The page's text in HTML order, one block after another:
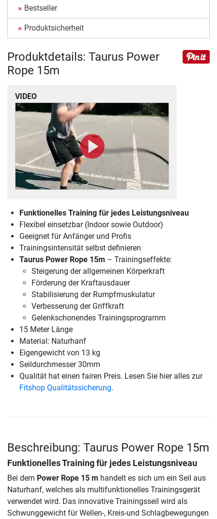
Bestseller
Produktsicherheit
Produktdetails: Taurus Power
Rope 15m
VIDEO
Funktionelles Training für jedes Leistungsniveau
Flexibel einsetzbar (Indoor sowie Outdoor)
Geeignet für Anfänger und Profis
Trainingsintensität selbst definieren
Taurus Power Rope 15m – Trainingseffekte:
Steigerung der allgemeinen Körperkraft
Förderung der Kraftausdauer
Stabilisierung der Rumpfmuskulatur
Verbesserung der Griffkraft
Gelenkschonendes Trainingsprogramm
15 Meter Länge
Material: Naturhanf
Eigengewicht von 13 kg
Seildurchmesser 30mm
Qualität hat einen fairen Preis. Lesen Sie hier alles zur
Fitshop Qualitätssicherung.
Beschreibung: Taurus Power Rope 15m
Funktionelles Training für jedes Leistungsniveau
Bei dem Power Rope 15 m handelt es sich um ein Seil aus
Naturhanf, welches als multifunktionelles Trainingsgerät
verwendet wird. Das innovative Trainingsseil wird als
Schwunggewicht für Wellen-, Kreis-und Schlagbewegungen